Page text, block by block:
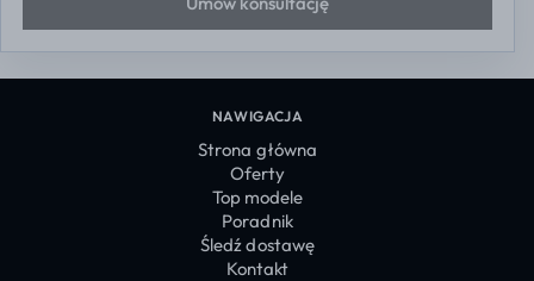
NAWIGACJA
Strona główna
Oferty
Top modele
Poradnik
Śledź dostawę
Kontakt